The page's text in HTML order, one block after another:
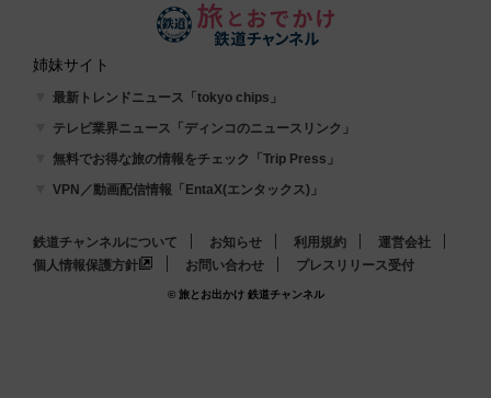
姉妹サイト
最新トレンドニュース「tokyo chips」
テレビ業界ニュース「ディンコのニュースリンク」
無料でお得な旅の情報をチェック「Trip Press」
VPN／動画配信情報「EntaX(エンタックス)」
鉄道チャンネルについて お知らせ 利用規約
運営会社
個人情報保護方針
お問い合わせ プレスリリース受付
© 旅とお出かけ 鉄道チャンネル